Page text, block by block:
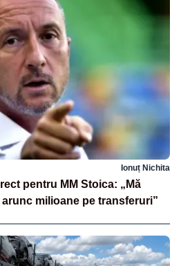
Ionuț Nichita
pentru MM Stoica: „Mă
milioane pe transferuri”